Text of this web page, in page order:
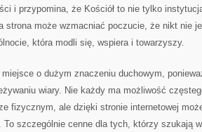
i przypomina, że Kościół to nie tylko
strona może wzmacniać poczucie, że nikt nie
która modli się, wspiera i towarzyszy.
o dużym znaczeniu duchowym,
wiary. Nie każdy ma możliwość
fizycznym, ale dzięki stronie internetowej
To szczególnie cenne dla tych, którzy szukają